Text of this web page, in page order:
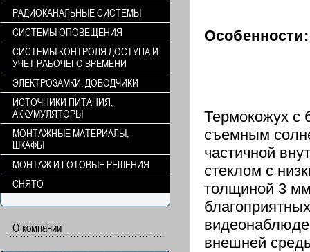
Особенности:
Термокожух с
съемным
частичной
стеклом с
толщиной 3
внешней
РАДИОКАНАЛЬНЫЕ СИСТЕМЫ
СИСТЕМЫ ОПОВЕЩЕНИЯ
СИСТЕМЫ КОНТРОЛЯ ДОСТУПА И
УЧЕТ РАБОЧЕГО ВРЕМЕНИ
ЭЛЕКТРОЗАМКИ, ДОВОДЧИКИ
ИСТОЧНИКИ ПИТАНИЯ,
АККУМУЛЯТОРЫ
МОНТАЖНЫЕ МАТЕРИАЛЫ,
ШКАФЫ
МОНТАЖ И ГОТОВЫЕ РЕШЕНИЯ
СНЯТО
О компании